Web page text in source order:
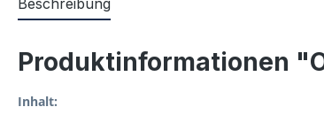
Beschreibung
Produktinformationen
Inhalt: